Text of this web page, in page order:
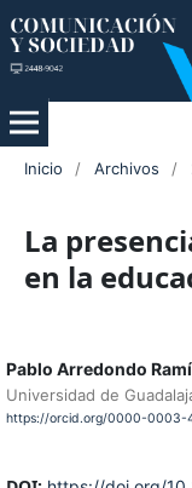
Inicio / Archivos /
La
en la
Pablo Arredondo
Universidad de
https://orcid.org/0000-0003-